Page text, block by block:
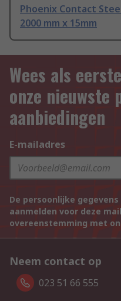
Phoenix Contact
2000 mm x 15mm
Wees als
onze nieuwste
aanbiedingen
E-mailadres
De persoonlijke
aanmelden voor deze
overeenstemming met
Neem contact op
023 51 66 555